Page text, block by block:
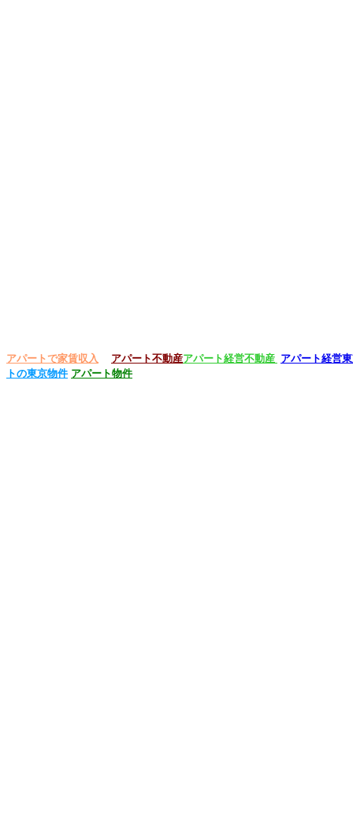
アパートで家賃収入 アパート不動産アパート経営不動産 アパート経営
トの東京物件 アパート物件